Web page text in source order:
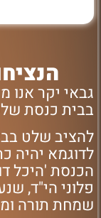
גבאי יקר אנו
בבית כנסת
להציב שלט
לדוגמא יהיה
הכנסת 'היכל
פלוני הי"ד,
שמחת תורה